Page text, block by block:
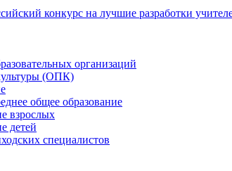
конкурс на лучшие разработки
организаций
(ОПК)
общее образование
взрослых
детей
специалистов